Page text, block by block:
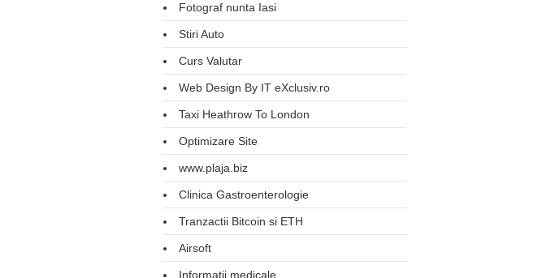
Fotograf nunta Iasi
Stiri Auto
Curs Valutar
Web Design By IT eXclusiv.ro
Taxi Heathrow To London
Optimizare Site
www.plaja.biz
Clinica Gastroenterologie
Tranzactii Bitcoin si ETH
Airsoft
Informatii medicale